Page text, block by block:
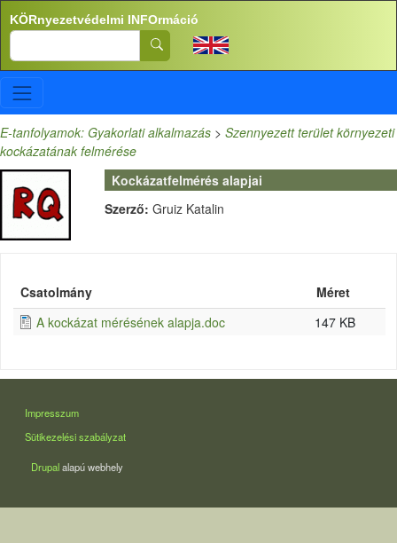
Ugrás a tartalomra
KÖRnyezetvédelmi INFOrmáció
Search
E-tanfolyamok: Gyakorlati alkalmazás > Szennyezett terület környezeti
kockázatának felmérése
Kockázatfelmérés alapjai
Szerző: Gruiz Katalin
Csatolmány
Méret
A kockázat mérésének alapja.doc
147 KB
LÁBLÉC
Impresszum
Sütikezelési szabályzat
Drupalalapú webhely